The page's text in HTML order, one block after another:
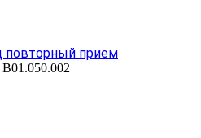
повторный прием
B01.050.002